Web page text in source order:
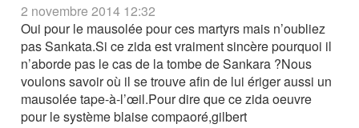
2 novembre 2014 12:32
Oui pour le mausolée pour ces martyrs mais n’oubliez
pas Sankata.Si ce zida est vraiment sincère pourquoi il
n’aborde pas le cas de la tombe de Sankara ?Nous
voulons savoir où il se trouve afin de lui ériger aussi un
mausolée tape-à-l’œil.Pour dire que ce zida oeuvre
pour le système blaise compaoré,gilbert